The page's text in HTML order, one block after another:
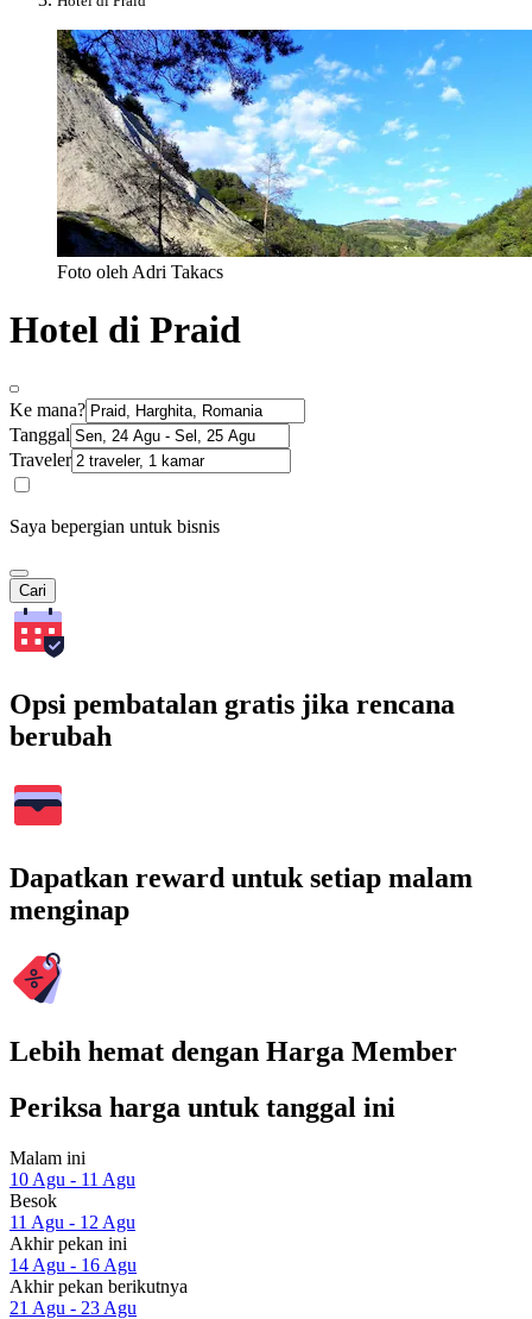
Foto oleh Adri Takacs
Hotel di Praid
Ke mana?
Tanggal
Traveler
Saya bepergian untuk bisnis
Cari
Opsi pembatalan gratis jika rencana
berubah
Dapatkan reward untuk setiap malam
menginap
Lebih hemat dengan Harga Member
Periksa harga untuk tanggal ini
Malam ini
10 Agu - 11 Agu
Besok
11 Agu - 12 Agu
Akhir pekan ini
14 Agu - 16 Agu
Akhir pekan berikutnya
21 Agu - 23 Agu